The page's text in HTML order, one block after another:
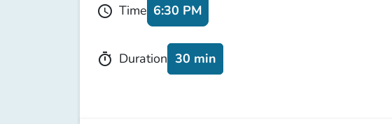
schedule Time 6:30 PM
timer Duration 30 min